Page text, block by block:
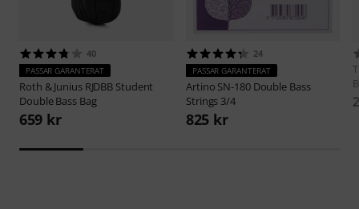
40
PASSAR GARANTERAT
Roth & Junius RJDBB Student
Double Bass Bag
659 kr
24
PASSAR GARANTERAT
Artino SN-180 Double Bass
Strings 3/4
825 kr